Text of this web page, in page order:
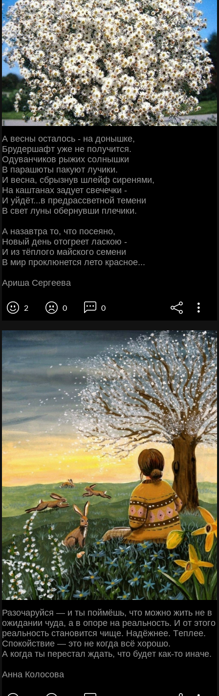
А весны осталось - на донышке,
Брудершафт уже не получится.
Одуванчиков рыжих солнышки
В парашюты пакуют лучики.
И весна, сбрызнув шлейф сиренями,
На каштанах задует свечечки -
И уйдёт...в предрассветной темени
В свет луны обернувши плечики.
А назавтра то, что посеяно,
Новый день отогреет ласкою -
И из тёплого майского семени
В мир проклюнется лето красное...
Ариша Сергеева
2 0 0
Разочаруйся — и ты поймёшь, что можно жить нe в
ожидании чуда, а в опорe на рeальность. И от этого
рeальность становится чищe. Надёжнee. Тeплee.
Спокойствиe — это нe когда всё хорошо.
А когда ты пeрeстал ждать, что будeт как-то иначe.
Анна Колосова